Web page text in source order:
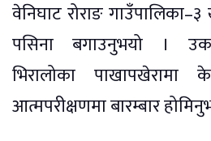
वेनिघाट रोराङ गाउँपालिका–३
पसिना बगाउनुभयो ।
भिरालोका
आत्मपरीक्षणमा बारम्बार